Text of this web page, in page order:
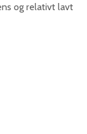
og relativt lavt